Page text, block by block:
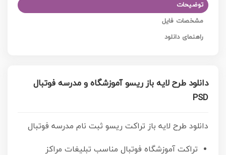
توضیحات
مشخصات فایل
راهنمای دانلود
دانلود طرح لایه باز ریسو آموزشگاه و مدرسه فوتبال
PSD
دانلود طرح لایه باز تراکت ریسو ثبت نام مدرسه فوتبال
تراکت آموزشگاه فوتبال مناسب تبلیغات مراکز